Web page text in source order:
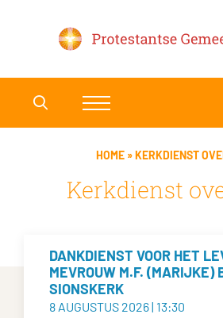
HOME »KERKDIENST
Kerkdienst
DANKDIENST VOOR HET
MEVROUW M.F. (MARIJKE)
SIONSKERK
8 AUGUSTUS 2026 | 13:30